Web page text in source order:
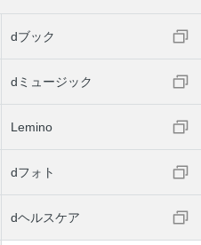
dブック
dミュージック
Lemino
dフォト
dヘルスケア